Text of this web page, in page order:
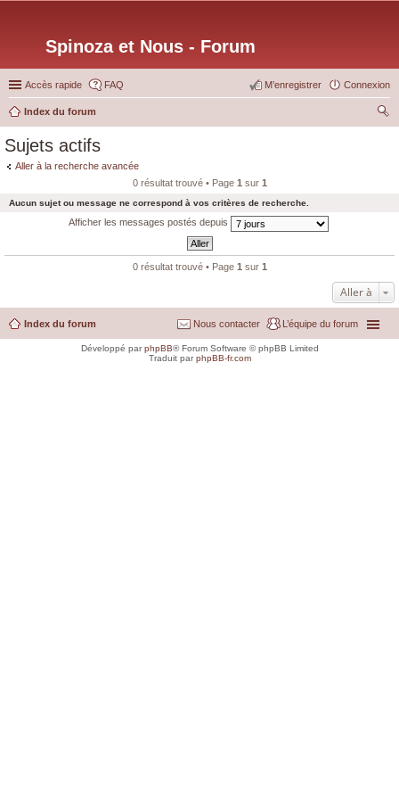
Spinoza et Nous - Forum
Accès rapide FAQ Connexion
M’enregistrer
Index du forum
Sujets actifs
Aller à la recherche avancée
0 résultat trouvé • Page 1 sur 1
Aucun sujet ou message ne correspond à vos critères de recherche.
Afficher les messages postés depuis
0 résultat trouvé • Page 1 sur 1
Aller à
Index du forum L’équipe du forum
Nous contacter
Développé parphpBB® Forum Software © phpBB Limited
Traduit parphpBB-fr.com